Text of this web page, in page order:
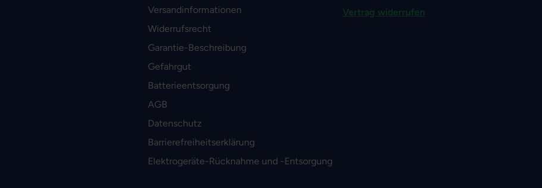
Versandinformationen
Widerrufsrecht
Garantie-Beschreibung
Gefahrgut
Batterieentsorgung
AGB
Datenschutz
Barrierefreiheitserklärung
Elektrogeräte-Rücknahme und -Entsorgung
Vertrag widerrufen